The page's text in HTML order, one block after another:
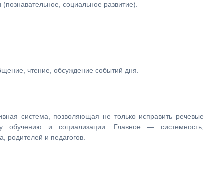
социальное развитие).
чтение, обсуждение событий дня.
система, позволяющая не только исправить речевые
и социализации. Главное — системность,
родителей и педагогов.